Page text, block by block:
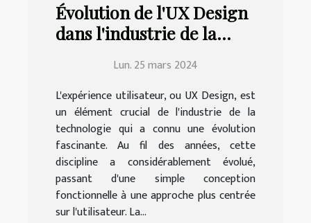
Évolution de l'UX Design
dans l'industrie de la
Lun. 25 mars 2024
L'expérience utilisateur, ou UX Design, est
un élément crucial de l'industrie de la
technologie qui a connu une évolution
fascinante. Au fil des années, cette
discipline a considérablement évolué,
passant d'une simple conception
fonctionnelle à une approche plus centrée
sur l'utilisateur. La...